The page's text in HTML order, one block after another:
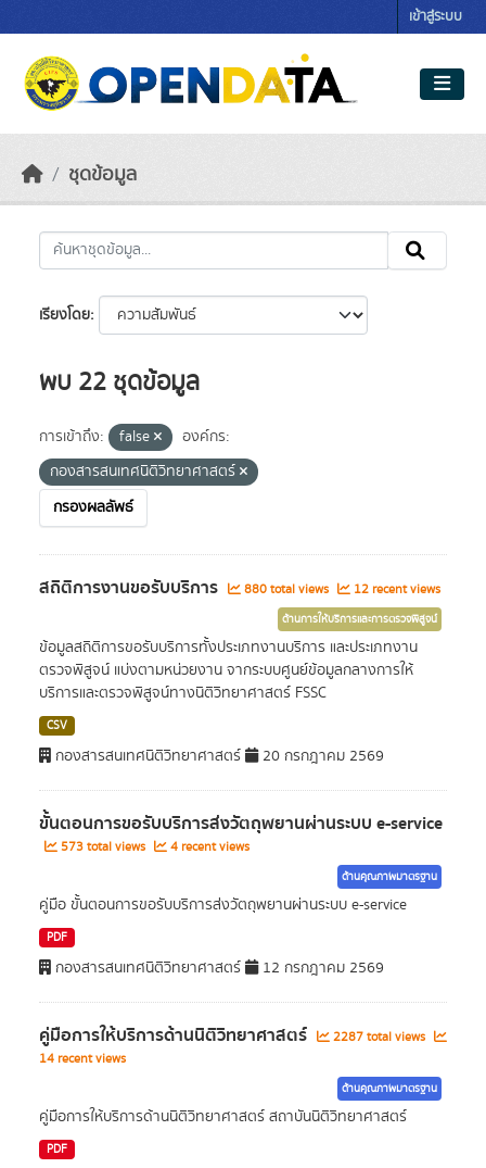
เข้าสู่ระบบ
ชุดข้อมูล
เรียงโดย
พบ 22 ชุดข้อมูล
การเข้าถึง: false
องค์กร:
กองสารสนเทศนิติวิทยาศาสตร์
กรองผลลัพธ์
สถิติการงานขอรับบริการ 880 total views 12 recent views
ด้านการให้บริการและการตรวจพิสูจน์
ข้อมูลสถิติการขอรับบริการทั้งประเภทงานบริการ และประเภทงาน
ตรวจพิสูจน์ แบ่งตามหน่วยงาน จากระบบศูนย์ข้อมูลกลางการให้
บริการและตรวจพิสูจน์ทางนิติวิทยาศาสตร์ FSSC
CSV
กองสารสนเทศนิติวิทยาศาสตร์ 20 กรกฎาคม 2569
ขั้นตอนการขอรับบริการส่งวัตถุพยานผ่านระบบ e-service
573 total views 4 recent views
ด้านคุณภาพมาตรฐาน
คู่มือ ขั้นตอนการขอรับบริการส่งวัตถุพยานผ่านระบบ e-service
PDF
กองสารสนเทศนิติวิทยาศาสตร์ 12 กรกฎาคม 2569
คู่มือการให้บริการด้านนิติวิทยาศาสตร์
2287 total views
14 recent views
ด้านคุณภาพมาตรฐาน
คู่มือการให้บริการด้านนิติวิทยาศาสตร์ สถาบันนิติวิทยาศาสตร์
PDF